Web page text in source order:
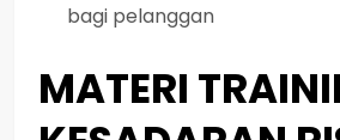
bagi pelanggan
MATERI